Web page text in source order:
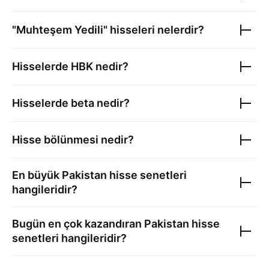
"Muhteşem Yedili" hisseleri nelerdir?
Hisselerde HBK nedir?
Hisselerde beta nedir?
Hisse bölünmesi nedir?
En büyük Pakistan hisse senetleri
hangileridir?
Bugün en çok kazandıran Pakistan hisse
senetleri hangileridir?